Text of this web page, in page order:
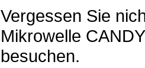
Vergessen Sie
Mikrowelle
besuchen.